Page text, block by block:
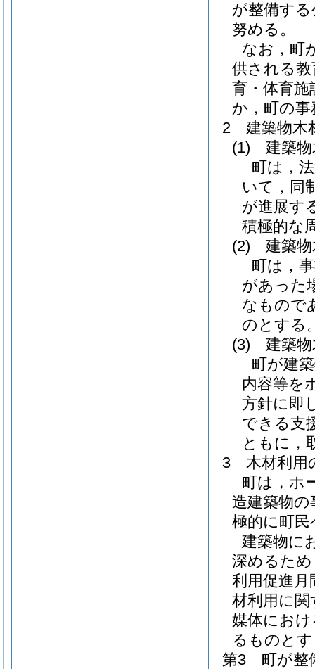
が整備す
努める。
なお，町
供される教
育・体育施
か，町の
2 建築物木
(1) 建築物
町は，
いて，同
が進展す
積極的な
(2) 建築物
町は，
があった
なもので
のとする
(3) 建築物
町が建
内容等を
方針に即
できる支
ともに，
3 木材利用
町は，ホ
造建築物
極的に町
建築物に
深めるた
利用促進月
材利用に
媒体にお
るものと
第3 町が整